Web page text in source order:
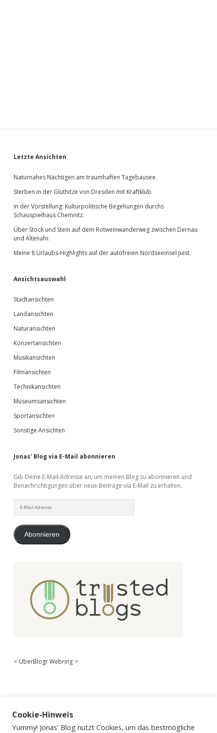
Sidebar
Letzte Ansichten
Naturnahes Nächtigen am traumhaften Tagebausee.
Sterben in der Gluthitze von Dresden mit Kraftklub.
In der Vorstellung: Kulturpolitische Begehungen durchs
Schauspielhaus Chemnitz.
Über Stock und Stein auf dem Rotweinwanderweg zwischen Dernau
und Altenahr.
Meine 8 Urlaubs-Highlights auf der autofreien Nordseeinsel Juist.
Ansichtsauswahl
Stadtansichten
Landansichten
Naturansichten
Konzertansichten
Musikansichten
Filmansichten
Technikansichten
Museumsansichten
Sportansichten
Sonstige Ansichten
Jonas' Blog via E-Mail abonnieren
Gib Deine E-Mail-Adresse an, um meinen Blog zu abonnieren und
Benachrichtigungen über neue Beiträge via E-Mail zu erhalten.
Mail-
Abonnieren
< UberBlogr Webring >
Cookie-Hinweis
Yummy! Jonas' Blog nutzt Cookies, um das bestmögliche